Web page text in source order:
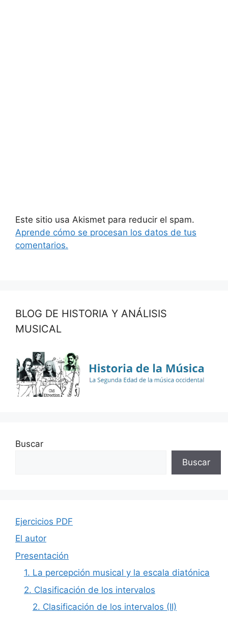
Este sitio usa Akismet para reducir el spam.
Aprende cómo se procesan los datos de tus
comentarios.
BLOG DE HISTORIA Y ANÁLISIS
MUSICAL
Buscar
Buscar
Ejercicios PDF
El autor
Presentación
1. La percepción musical y la escala diatónica
2. Clasificación de los intervalos
2. Clasificación de los intervalos (II)